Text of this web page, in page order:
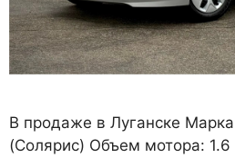
B продаже в Луганске
(Солярис) Объем мотора: 1.6